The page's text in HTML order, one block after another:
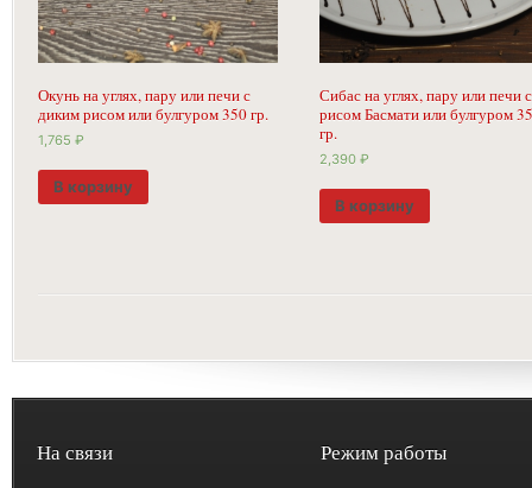
Окунь на углях, пару или печи с
диким рисом или булгуром 350 гр.
1,765 ₽
В корзину
Сибас на углях, пару или печи с
рисом Басмати или булгуром
гр.
2,390 ₽
В корзину
На связи Режим работы